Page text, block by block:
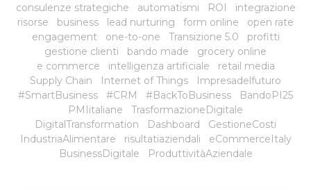
consulenze strategiche
automatismi ROI
integrazione
risorse
business lead nurturing form online
open rate
engagement
one-to-one Transizione 5.0
profitti
gestione clienti
bando made
grocery online
e commerce
intelligenza artificiale
retail media
Supply Chain
Internet of Things
Impresadelfuturo
#SmartBusiness
#CRM #BackToBusiness
BandoPI25
PMIitaliane
TrasformazioneDigitale
DigitalTransformation
Dashboard
GestioneCosti
IndustriaAlimentare
risultatiaziendali
eCommerceItaly
BusinessDigitale
ProduttivitàAziendale